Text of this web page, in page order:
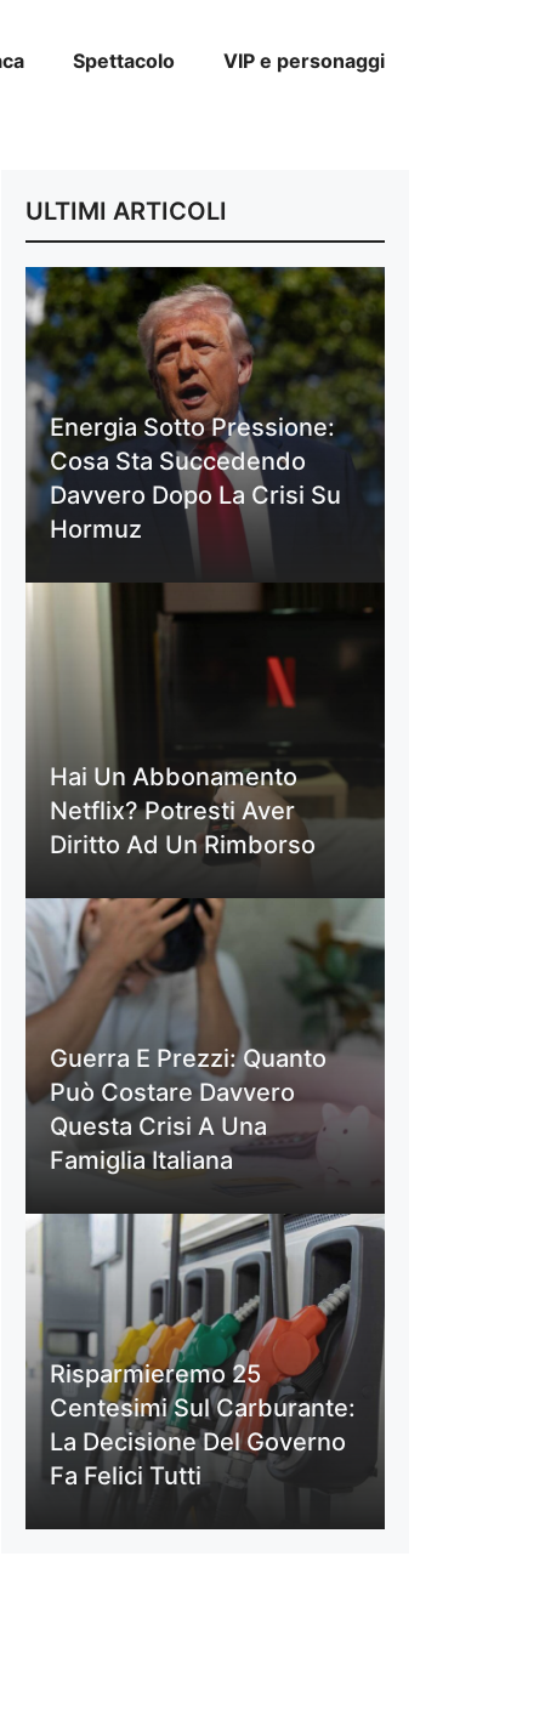
Spettacolo VIP e personaggi
ULTIMI ARTICOLI
Energia Sotto Pressione:
Cosa Sta Succedendo
Davvero Dopo La Crisi Su
Hormuz
Hai Un Abbonamento
Netflix? Potresti Aver
Diritto Ad Un Rimborso
Guerra E Prezzi: Quanto
Può Costare Davvero
Questa Crisi A Una
Famiglia Italiana
Risparmieremo 25
Centesimi Sul Carburante:
La Decisione Del Governo
Fa Felici Tutti